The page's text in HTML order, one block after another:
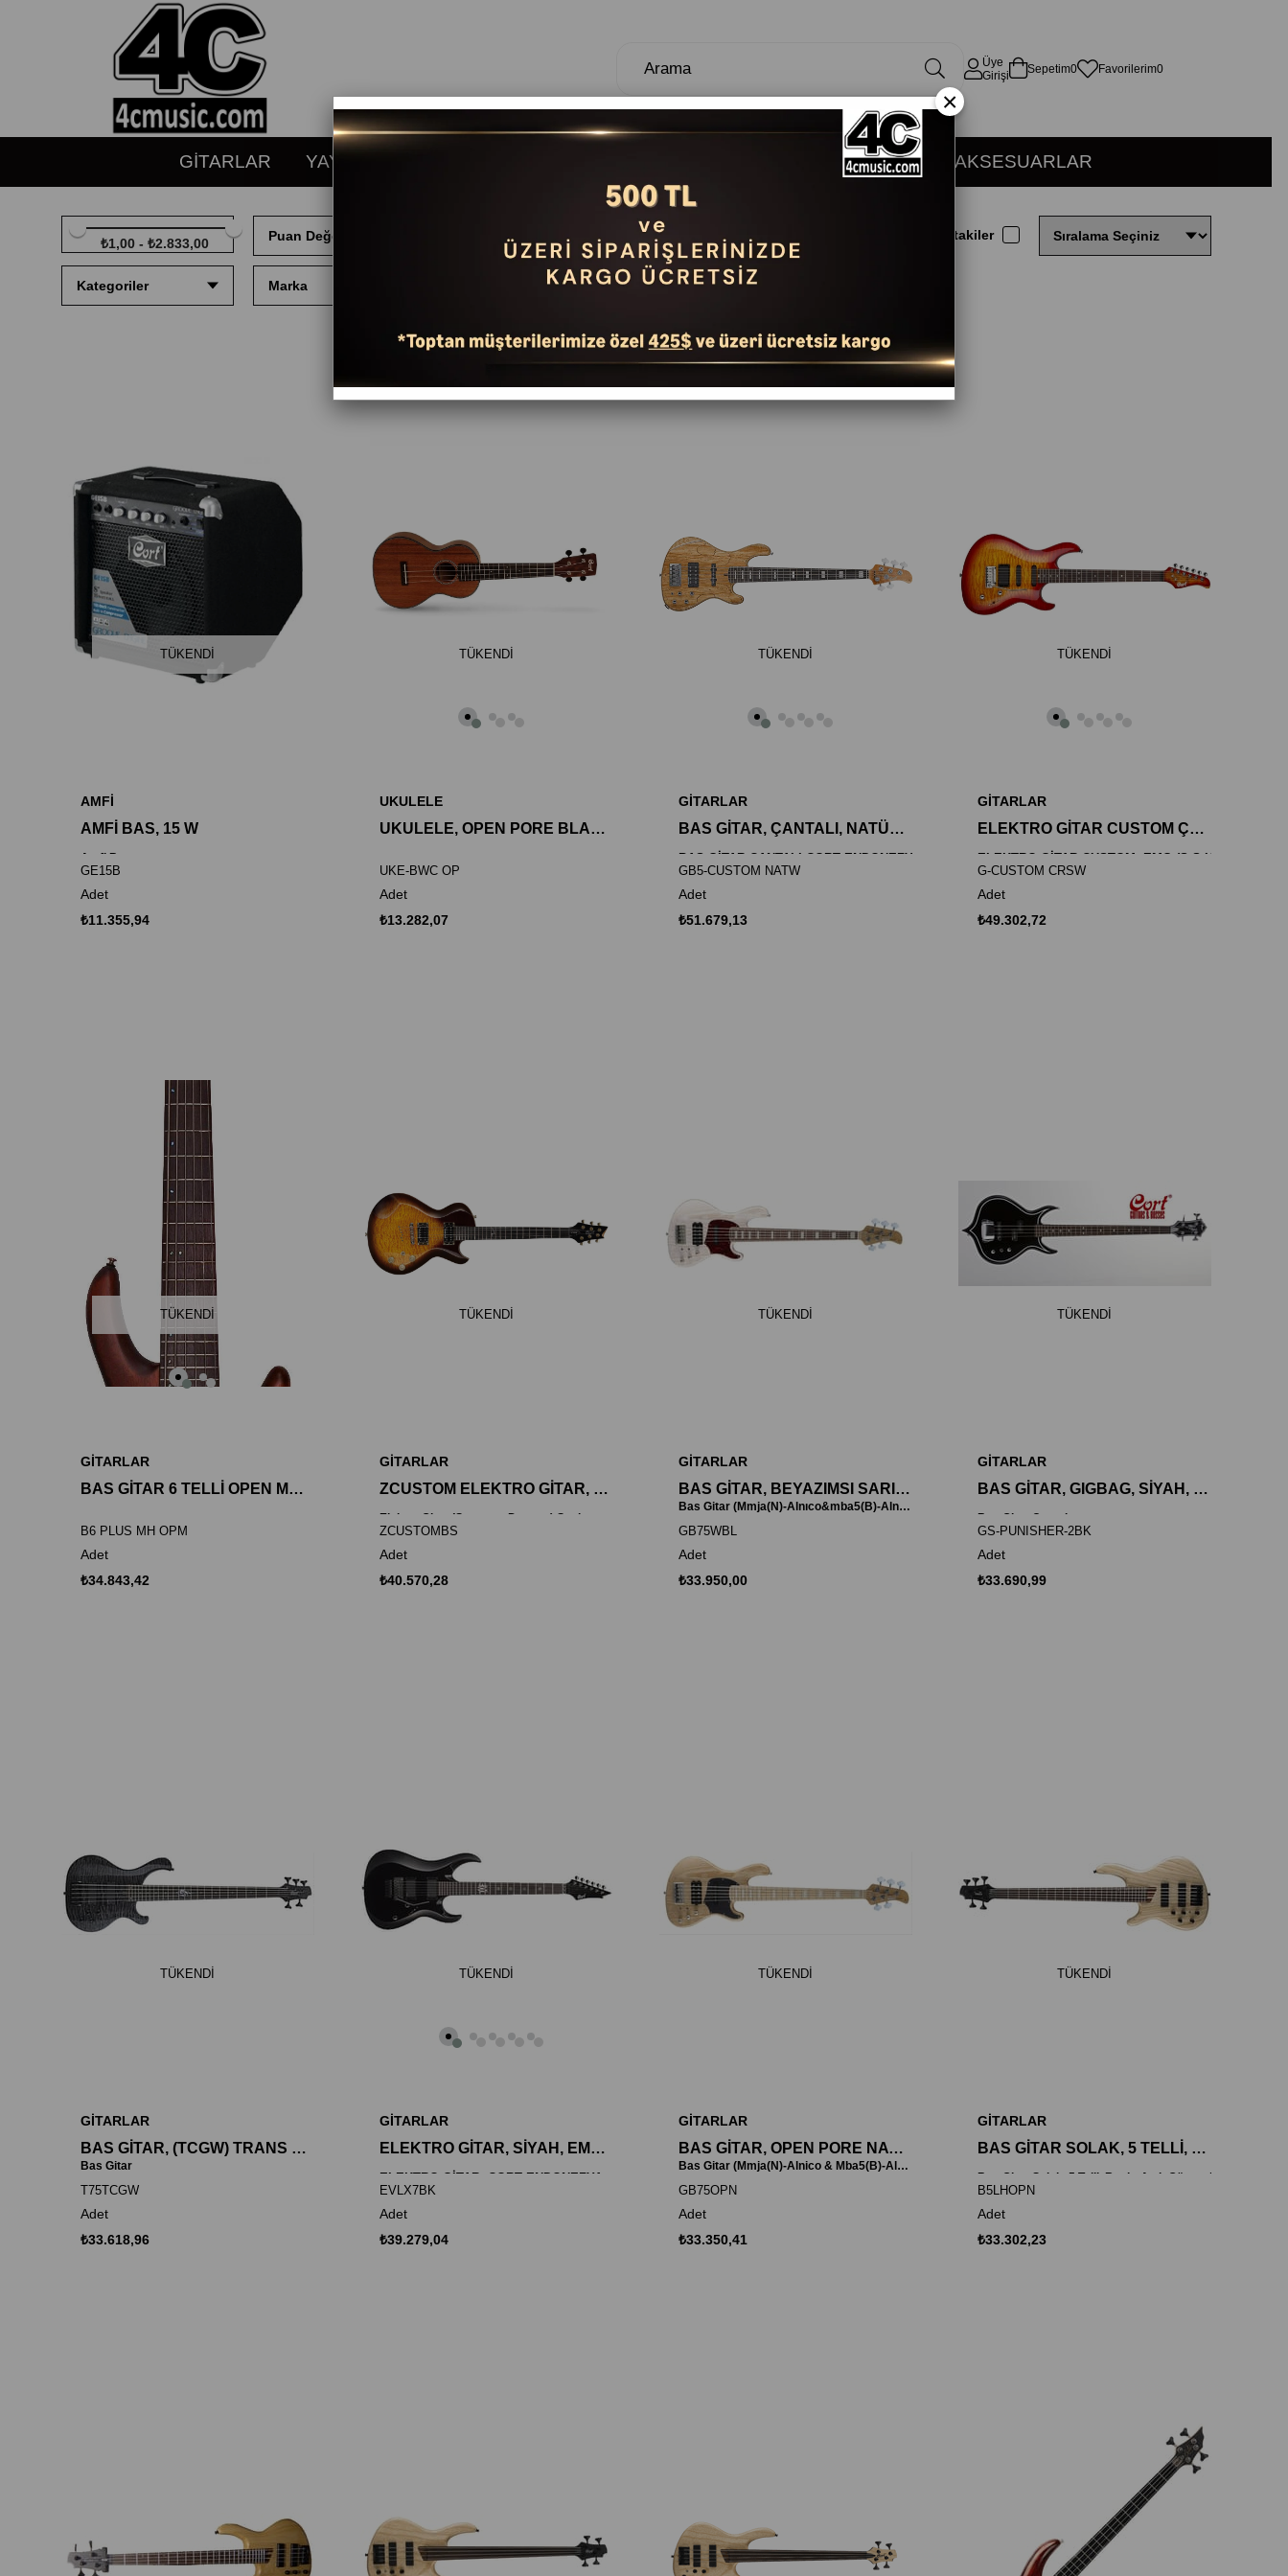
Üye
Girişi
Sepetim0 Favorilerim0
GİTARLAR YAYLILAR DAVUL VE PERKÜSYON AKSESUARLAR
₺1,00 - ₺2.833,00 Puan Değerlendirme Filtreler
Kategoriler Marka
Stoktakiler
TÜKENDI
AMFİ
AMFİ BAS, 15 W
Amfi Bas
GE15B
Adet
₺11.355,94
TÜKENDI
UKULELE
UKULELE, OPEN PORE BLACKWOOD, BLACKWOOD KAPAK, BLA
UKE-BWC OP
Adet
₺13.282,07
TÜKENDI
GİTARLAR
BAS GİTAR, ÇANTALI, NATÜREL PARLAK, Seymour Duncan
BAS GİTAR ÇANTALI:CORT ENDONEZYA
GB5-CUSTOM NATW
Adet
₺51.679,13
TÜKENDI
GİTARLAR
ELEKTRO GİTAR CUSTOM ÇANTALI, VİŞNE KIRMIZI SUNBUR
ELEKTRO GİTAR CUSTOM, EMG (S-S-H), RENK:
G-CUSTOM CRSW
Adet
₺49.302,72
TÜKENDI
GİTARLAR
BAS GİTAR 6 TELLİ OPEN MORE MAUN
B6 PLUS MH OPM
Adet
₺34.843,42
TÜKENDI
GİTARLAR
ZCUSTOM ELEKTRO GİTAR, KAHVERENGİ SUNBURST, Seymou
Elektro Gitar (Seymour Duncan) Sunburst
ZCUSTOMBS
Adet
₺40.570,28
TÜKENDI
GİTARLAR
BAS GİTAR, BEYAZIMSI SARI, PSEB1A-5/F & MBA4P-5
Bas Gitar (Mmja(N)-Alnıco&mba5(B)-Alnıco) 5 Telli
GB75WBL
Adet
₺33.950,00
TÜKENDI
GİTARLAR
BAS GİTAR, GIGBAG, SİYAH, Mighty Mite MMPB-4 & MMJ
Bas Gitar Çantalı
GS-PUNISHER-2BK
Adet
₺33.690,99
TÜKENDI
GİTARLAR
BAS GİTAR, (TCGW) TRANS YIKANMIŞ KÖMÜR GRİSİ, EMG
Bas Gitar
T75TCGW
Adet
₺33.618,96
TÜKENDI
GİTARLAR
ELEKTRO GİTAR, SİYAH, EMG 81 & 85 Active (H-H)
ELEKTRO GİTAR :CORT ENDONEZYA
EVLX7BK
Adet
₺39.279,04
TÜKENDI
GİTARLAR
BAS GİTAR, OPEN PORE NATÜREL, PSEB1A-5/F & MBA4P-5
Bas Gitar (Mmja(N)-Alnico & Mba5(B)-Alnico)
GB75OPN
Adet
₺33.350,41
TÜKENDI
GİTARLAR
BAS GİTAR SOLAK, 5 TELLİ, OPEN PORE
Bas Gitar Solak, 5 Telli, Renk: Açık Gözenek Natürel,
B5LHOPN
Adet
₺33.302,23
×